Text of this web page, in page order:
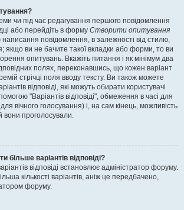
чи під час редагування першого повідомлення
або перейдіть в форму Створити опитування
повідомлення, в залежності від стилю,
якщо ви не бачите такої вкладки або форми, то ви
опитувань. Вкажіть питання і як мінімум два
полях, переконавшись, що кожен варіант
стрічці поля вводу тексту. Ви також можете
відповіді, які можуть обирати користувачі
"Варіантів відповіді", обмеження в часі для
вічного голосування) і, на сам кінець, можливість
вони проголосували.
варіантів відповіді?
відповіді встановлює адміністратор форуму.
кількості варіантів, аніж це передбачено,
форуму.